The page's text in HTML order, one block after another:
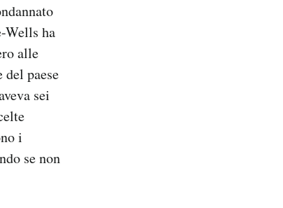
Wells ha
alle
paese
sei
i
se non